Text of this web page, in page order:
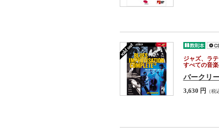
ジャズ、ラ
すべての音
バークリ
3,630 円 （税